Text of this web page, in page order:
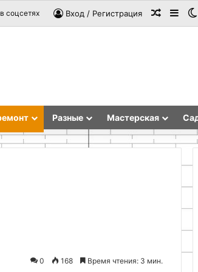
соцсетях Вход / Регистрация
Разные Мастерская
0 168 Время чтения: 3 мин.
выбор11.05.2026